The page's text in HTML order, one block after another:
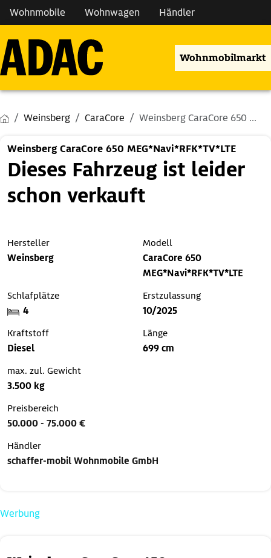
Wohnmobile Wohnwagen Händler
Wohnmobilmarkt
Weinsberg CaraCore Weinsberg CaraCore 650 ...
Weinsberg CaraCore 650 MEG*Navi*RFK*TV*LTE
Dieses Fahrzeug ist leider
schon verkauft
Hersteller
Weinsberg
Modell
CaraCore 650
MEG*Navi*RFK*TV*LTE
Schlafplätze
4
Erstzulassung
10/2025
Kraftstoff
Diesel
Länge
699 cm
max. zul. Gewicht
3.500 kg
Preisbereich
50.000 - 75.000 €
Händler
schaffer-mobil Wohnmobile GmbH
Werbung